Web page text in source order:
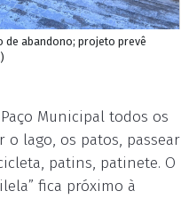
de abandono; projeto prevê
Municipal todos os
o lago, os patos, passear
patins, patinete. O
fica próximo à